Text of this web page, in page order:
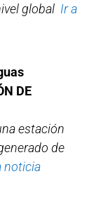
global Ir a
DE
estación
de
noticia